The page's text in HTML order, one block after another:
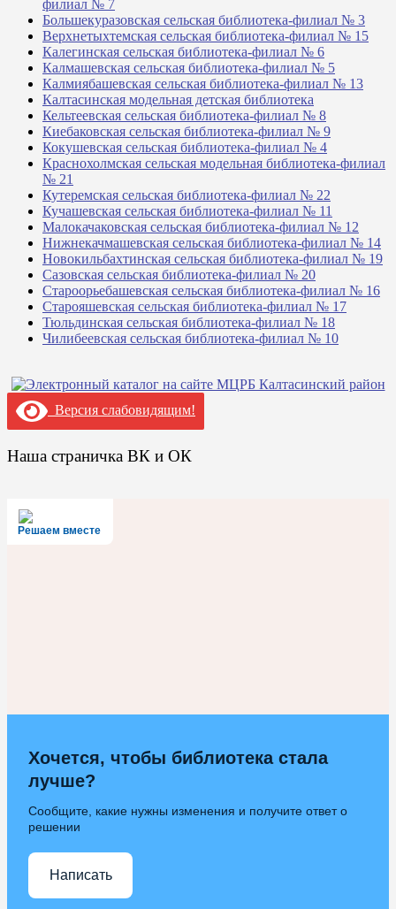
филиал № 7
Большекуразовская сельская библиотека-филиал № 3
Верхнетыхтемская сельская библиотека-филиал № 15
Калегинская сельская библиотека-филиал № 6
Калмашевская сельская библиотека-филиал № 5
Калмиябашевская сельская библиотека-филиал № 13
Калтасинская модельная детская библиотека
Кельтеевская сельская библиотека-филиал № 8
Киебаковская сельская библиотека-филиал № 9
Кокушевская сельская библиотека-филиал № 4
Краснохолмская сельская модельная библиотека-филиал
№ 21
Кутеремская сельская библиотека-филиал № 22
Кучашевская сельская библиотека-филиал № 11
Малокачаковская сельская библиотека-филиал № 12
Нижнекачмашевская сельская библиотека-филиал № 14
Новокильбахтинская сельская библиотека-филиал № 19
Сазовская сельская библиотека-филиал № 20
Староорьебашевская сельская библиотека-филиал № 16
Старояшевская сельская библиотека-филиал № 17
Тюльдинская сельская библиотека-филиал № 18
Чилибеевская сельская библиотека-филиал № 10
Версия слабовидящим!
Наша страничка ВК и ОК
Решаем вместе
Хочется, чтобы библиотека стала
лучше?
Сообщите, какие нужны изменения и получите ответ о
решении
Написать